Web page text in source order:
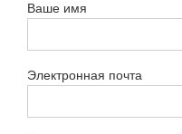
Ваше имя
Электронная почта